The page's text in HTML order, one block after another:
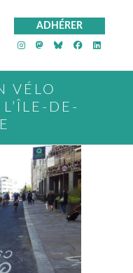
ADHÉRER
PeS sur
PeS sur
PeS sur
PeS
VÉLO
DE-